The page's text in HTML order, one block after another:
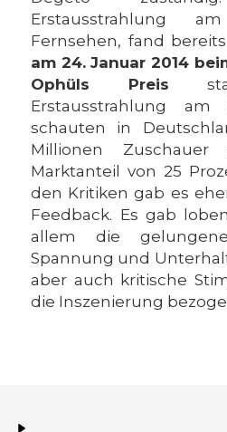
Erstausstrahlung
Fernsehen, fand
am 24. Januar 2014
Ophüls Preis
Erstausstrahlung am
schauten in
Millionen
Marktanteil von 25
den Kritiken gab es
Feedback. Es gab
allem die
Spannung und
aber auch kritische
die Inszenierung